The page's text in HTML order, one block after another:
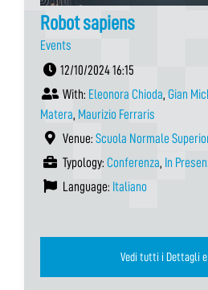
Robot sapiens
Events
12/10/2024 16:15
With: Eleonora Chioda, Gian
Matera, Maurizio Ferraris
Venue: Scuola Normale
Typology: Conferenza, In
Language: Italiano